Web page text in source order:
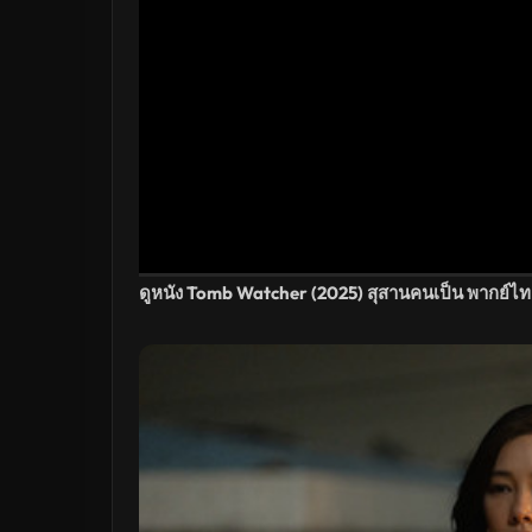
ดูหนัง Tomb Watcher (2025) สุสานคนเป็น พากย์ไ